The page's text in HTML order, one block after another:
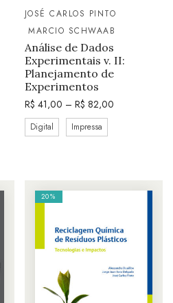
JOSÉ CARLOS PINTO
MARCIO SCHWAAB
Análise de Dados
Experimentais v. II:
Planejamento de
Experimentos
R$ 41,00 – R$ 82,00
Digital Impressa
20%